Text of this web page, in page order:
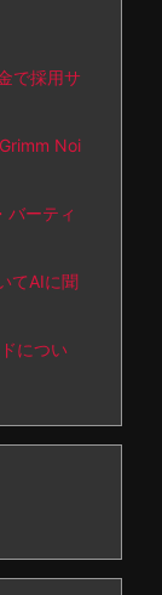
で採用サ
Noi
ーティ
てAIに聞
につい